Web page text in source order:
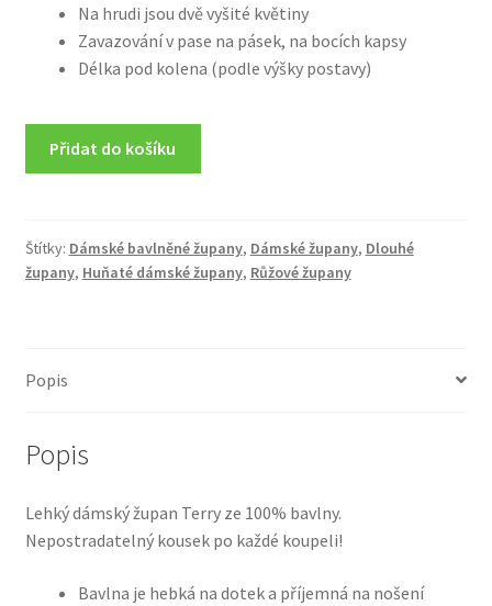
Na hrudi jsou dvě vyšité květiny
Zavazování v pase na pásek, na bocích kapsy
Délka pod kolena (podle výšky postavy)
Přidat do košíku
Štítky: Dámské bavlněné župany, Dámské župany, Dlouhé
župany, Huňaté dámské župany, Růžové župany
Popis
Popis
Lehký dámský župan Terry ze 100% bavlny.
Nepostradatelný kousek po každé koupeli!
Bavlna je hebká na dotek a příjemná na nošení